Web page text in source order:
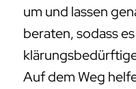
um und lassen
beraten, sodass
Auf dem Weg